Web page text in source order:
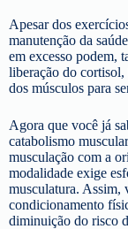
Apesar dos
manutenção da
em excesso podem,
liberação do
dos músculos para
Agora que você já
catabolismo
musculação com a
modalidade exige
musculatura. Assim,
condicionamento
diminuição do risco